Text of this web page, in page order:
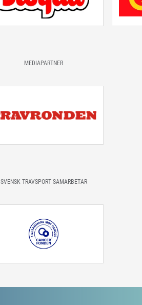
MEDIAPARTNER
SVENSK TRAVSPORT SAMARBETAR